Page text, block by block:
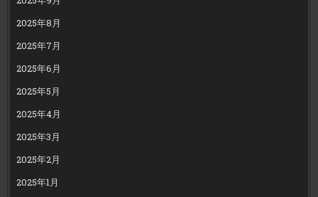
2025年8月
2025年7月
2025年6月
2025年5月
2025年4月
2025年3月
2025年2月
2025年1月